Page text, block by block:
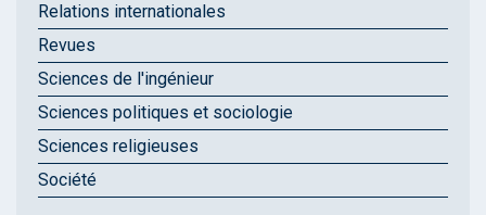
Relations internationales
Revues
Sciences de l'ingénieur
Sciences politiques et sociologie
Sciences religieuses
Société